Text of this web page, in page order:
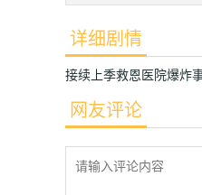
详细剧情
接续上季救恩医院爆炸
网友评论